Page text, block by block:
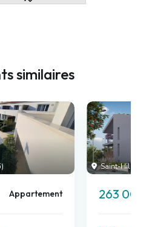
similaires
Appartement
Saint-Hilaire-
263